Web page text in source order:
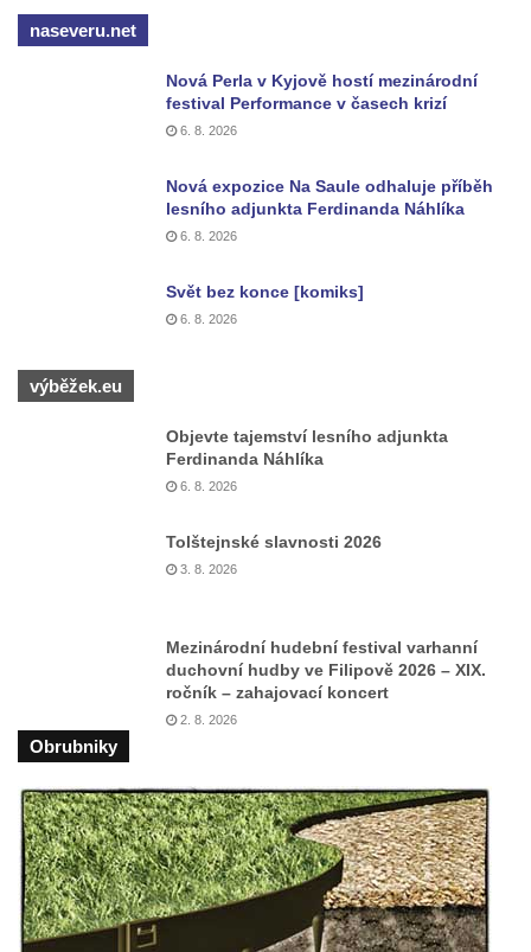
Kostel svatého Mikuláše v Třebušíně
Klášterní kostel svatého Františka z Assisi v
Kaple svatého Josefa u Zákup
Kostel svatých Fabiána a Šebestiána v
Kostel svatého Havla v Kuřívodech
Kaple Krista v žaláři u kostela Nalezení
svatého Kříže ve Frýdlantu
Kostel Krista Spasitele ve Frýdlantu
cestě na Křížovém vrchu ve Frýdlantu
Kaple Božího hrobu na Křížové cestě na
Kostel Nanebevzetí Panny Marie ve
Kostel Jména Panny Marie v Sepekově
Kostel svatých Petra a Pavla v Růžové
Kaple Stětí svatého Jana Křtitele v
Rumburku
Bývalá synagoga v Milevsku
Kostel svaté Kateřiny Alexandrijské v
Krásně
naseveru.net
Nová Perla v Kyjově hostí mezinárodní
festival Performance v časech krizí
6. 8. 2026
Nová expozice Na Saule odhaluje příběh
lesního adjunkta Ferdinanda Náhlíka
6. 8. 2026
Svět bez konce [komiks]
6. 8. 2026
výběžek.eu
Objevte tajemství lesního adjunkta
Ferdinanda Náhlíka
6. 8. 2026
Tolštejnské slavnosti 2026
3. 8. 2026
Mezinárodní hudební festival varhanní
duchovní hudby ve Filipově 2026 – XIX.
ročník – zahajovací koncert
2. 8. 2026
Obrubniky